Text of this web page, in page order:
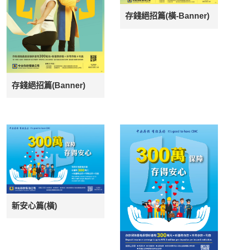
存錢絕招篇(Banner)
存錢絕招篇(橫-Banner)
新安心篇(橫)